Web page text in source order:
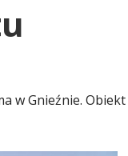
w Gnieźnie. Obiekt